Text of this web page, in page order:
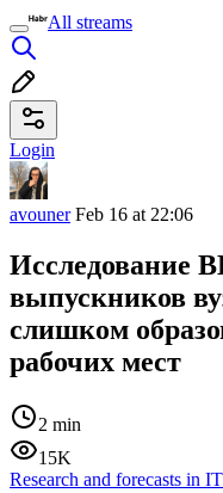
All streams
Login
avounerFeb 16 at 22:06
Исследование
выпускников
слишком
рабочих мест
2 min
15K
Research and forecasts in IT